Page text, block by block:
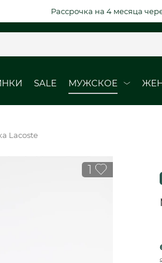
Рассрочка на 4 месяца
SALE МУЖСКОЕ
Lacoste
1